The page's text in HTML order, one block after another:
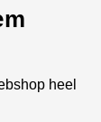
heel